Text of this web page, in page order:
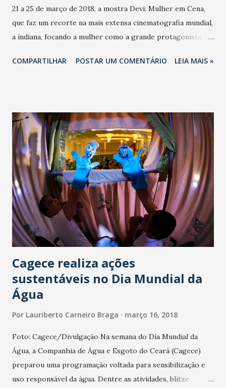
21 a 25 de março de 2018, a mostra Devi: Mulher em Cena,
que faz um recorte na mais extensa cinematografia mundial,
a indiana, focando a mulher como a grande protagonista.
mulher na Índia, revelando as diferentes facetas dentro de
mulheres e que foram realizadas nas últimas três décadas,
alcançando produções de diversas regiões do país e
privilegiando o cinema autoral. Retratando uma tradição
milenar de culto ao feminino, mas que atualmente vem
enfrentando contradições ao expor ações de misoginia, os
filmes da mostra apresentam uma provocante reflexão
sobre qual a condição da mulher no século XXI. Entre os
destaques da programação estão Uma mulher e dois
homens (2008), de Adoor Gopalakrishnan, um dos mestres...
COMPARTILHAR POSTAR UM COMENTÁRIO LEIA MAIS »
Cagece realiza ações
sustentáveis no Dia Mundial da
Água
Por Lauriberto Carneiro Braga março 16, 2018
Foto: Cagece/Divulgação Na semana do Dia Mundial da
Água, a Companhia de Água e Esgoto do Ceará (Cagece)
preparou uma programação voltada para sensibilização e
uso responsável da água. Dentre as atividades, blitze